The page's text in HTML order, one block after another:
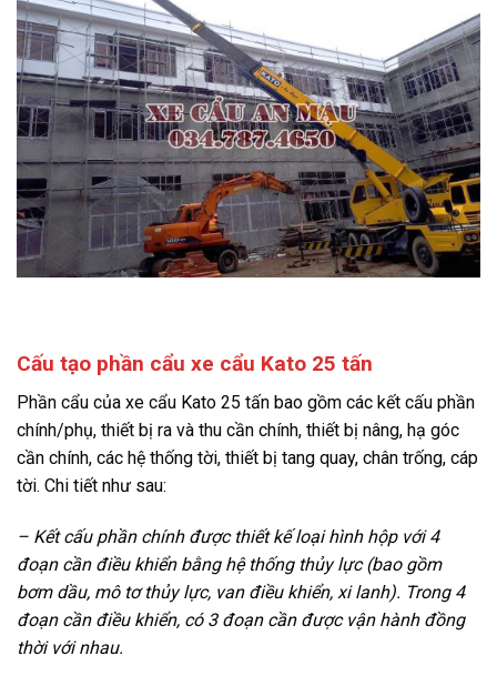
Cấu tạo phần cẩu xe cẩu Kato 25 tấn
Phần cẩu của xe cẩu Kato 25 tấn bao gồm các kết cấu phần
chính/phụ, thiết bị ra và thu cần chính, thiết bị nâng, hạ góc
cần chính, các hệ thống tời, thiết bị tang quay, chân trống, cáp
tời. Chi tiết như sau:
– Kết cấu phần chính được thiết kế loại hình hộp với 4
đoạn cần điều khiển bằng hệ thống thủy lực (bao gồm
bơm dầu, mô tơ thủy lực, van điều khiển, xi lanh). Trong 4
đoạn cần điều khiển, có 3 đoạn cần được vận hành đồng
thời với nhau.